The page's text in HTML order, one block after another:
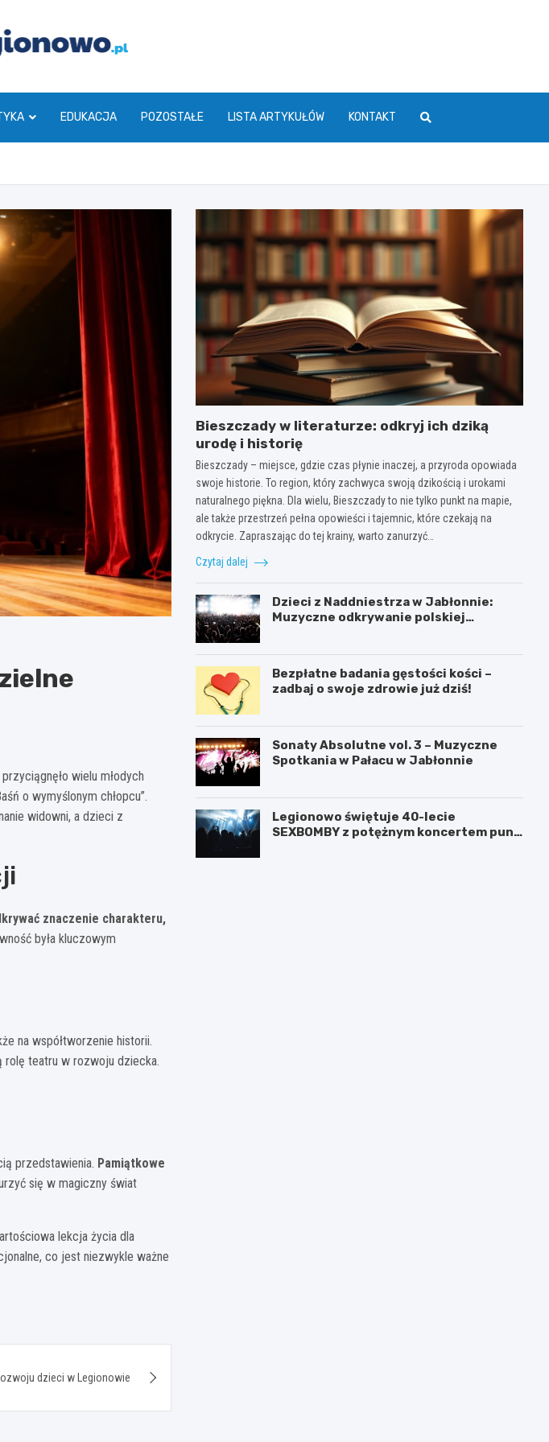
EDUKACJA POZOSTAŁE LISTA ARTYKUŁÓW KONTAKT
wielu młodych
o wymyślonym chłopcu”.
widowni, a dzieci z
znaczenie charakteru,
była kluczowym
na współtworzenie historii.
rolę teatru w rozwoju dziecka.
przedstawienia. Pamiątkowe
się w magiczny świat
lekcja życia dla
co jest niezwykle ważne
dzieci w Legionowie
Bieszczady w literaturze: odkryj ich dziką
urodę i historię
Bieszczady – miejsce, gdzie czas płynie inaczej, a przyroda opowiada
swoje historie. To region, który zachwyca swoją dzikością i urokami
naturalnego piękna. Dla wielu, Bieszczady to nie tylko punkt na mapie,
ale także przestrzeń pełna opowieści i tajemnic, które czekają na
odkrycie. Zapraszając do tej krainy, warto zanurzyć…
Czytaj dalej
Dzieci z Naddniestrza w Jabłonnie:
Muzyczne odkrywanie polskiej
Bezpłatne badania gęstości kości –
zadbaj o swoje zdrowie już dziś!
Sonaty Absolutne vol. 3 – Muzyczne
Spotkania w Pałacu w Jabłonnie
Legionowo świętuje 40-lecie
SEXBOMBY z potężnym koncertem punk